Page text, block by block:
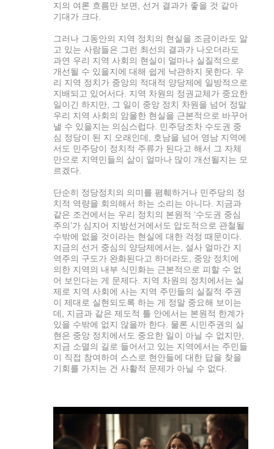
지의 여론 흐름만 보면, 선거 결과가 좋을 것 같아
기대가 크다.
그러나 그동안의 지역 정치의 현실을 조금이라도 알
고 있는 사람들은 그런 최선의 결과가 나오더라도
과연 우리 지역 사회의 현실이 얼마나 실질적으로
개선될 수 있을지에 대해 쉽게 낙관하지 못한다. 우
리 지역 정치가 중앙의 적대적 양당제에 일방적으로
지배되고 있어서다. 지역 차원의 정권교체가 중요한
일이긴 하지만, 그 일이 중앙 정치 차원을 넘어 정말
우리 지역 사회의 암울한 현실을 근본적으로 바꾸어
낼 수 있을지는 의심스럽다. 민주당조차 수도권 중
심 정당이 된 지 오래인데, 호남을 넘어 영남 지역에
서도 민주당이 정치적 주류가 된다고 해서 그 자체
만으로 지역민들의 삶이 얼마나 많이 개선될지는 모
르겠다.
단순히 정당정치의 의미를 폄훼하거나 민주당의 정
치적 역량을 회의해서 하는 소리는 아니다. 지금과
같은 조건에서는 우리 정치의 본원적 ‘수도권 중심
주의’가 심지어 지방선거에서도 압도적으로 관철될
수밖에 없을 것이라는 현실에 대한 걱정 때문이다.
지금의 선거 중심의 양당제에서는, 설사 얼마간 지
역주의 구도가 완화된다고 하더라도, 중앙 정치에
의한 지역의 내부 식민화는 근본적으로 피할 수 없
어 보인다는 게 문제다. 지역 차원의 정치에서는 실
제로 지역 사회에 사는 지역 주민들의 실질적 주권
이 제대로 실현되도록 하는 게 정말 중요해 보이는
데, 지금과 같은 제도적 틀 안에서는 본원적 한계가
있을 수밖에 없지 않을까 한다. 물론 시민주권의 실
현은 중앙 정치에서도 중요한 일이 아닐 수 없지만,
지금 소멸의 길로 들어서고 있는 지역에서는 주민들
이 직접 참여하여 스스로 현안들에 대한 답을 찾을
기회를 가지는 건 사활적 문제가 아닐 수 없다.